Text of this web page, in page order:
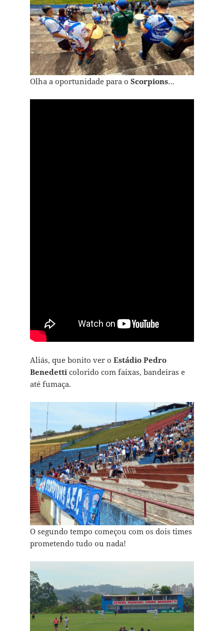
Olha a oportunidade para o Scorpions…
Aliás, que bonito ver o Estádio Pedro
Benedetti colorido com faixas, bandeiras e
até fumaça.
O segundo tempo começou com os dois times
prometendo tudo ou nada!